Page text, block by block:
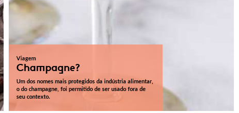
Viagem
Champagne?
Um dos nomes mais protegidos da indústria alimentar,
o do champagne, foi permitido de ser usado fora de
seu contexto.